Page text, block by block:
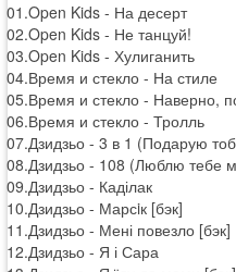
01.Open Kids - На десерт
02.Open Kids - Не танцуй!
03.Open Kids - Хулиганить
04.Время и стекло - На стиле
05.Время и стекло - Наверно,
06.Время и стекло - Тролль
07.Дзидзьо - 3 в 1 (Подарую
08.Дзидзьо - 108 (Люблю тебе
09.Дзидзьо - Каділак
10.Дзидзьо - Марсiк [бэк]
11.Дзидзьо - Мені повезло [бэк]
12.Дзидзьо - Я і Сара